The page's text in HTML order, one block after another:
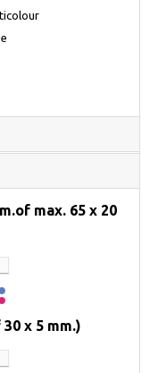
max. 65 x 20
x 5 mm.)